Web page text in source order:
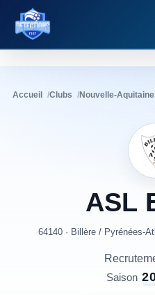
Détections Foot
Accueil Clubs Nouvelle-Aquitaine
ASL
64140 · Billère/ Pyrénées-
Saison